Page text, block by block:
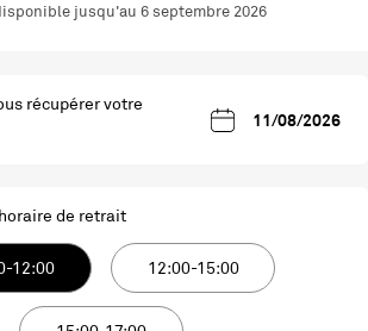
récupérer votre
de retrait
12:00 12:00-15:00
jusqu'au 6 septembre 2026